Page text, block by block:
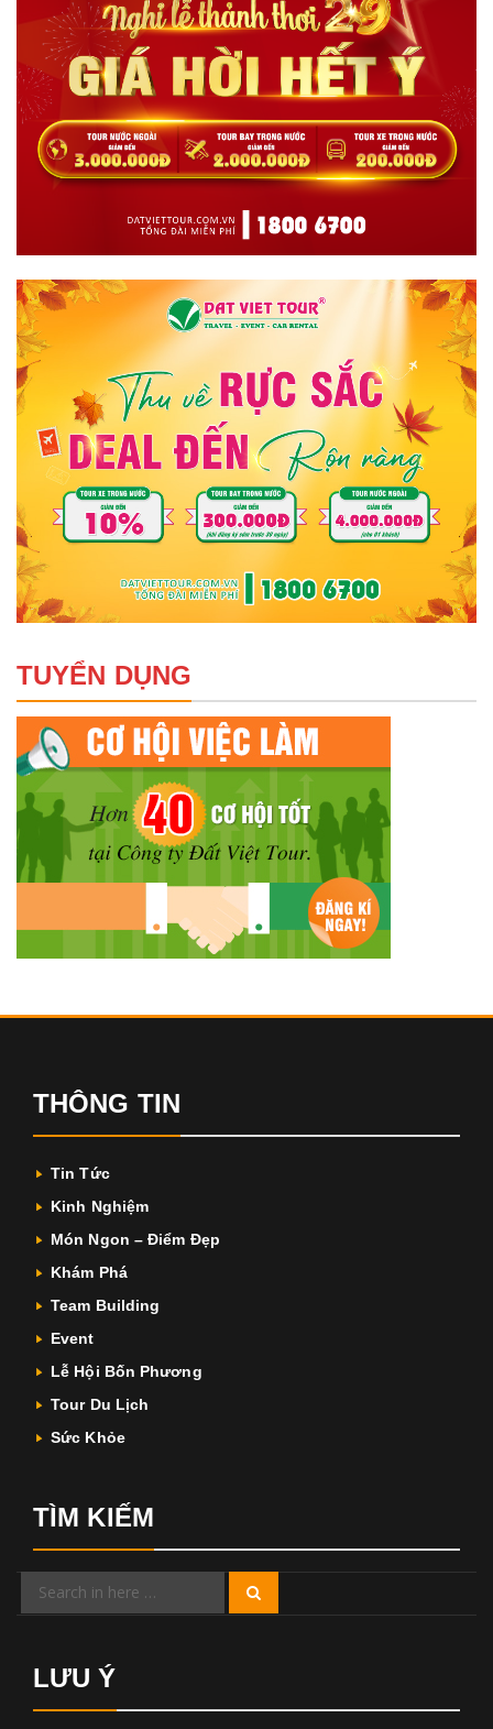
TUYỂN DỤNG
THÔNG TIN
Tin Tức
Kinh Nghiệm
Món Ngon – Điểm Đẹp
Khám Phá
Team Building
Event
Lễ Hội Bốn Phương
Tour Du Lịch
Sức Khỏe
TÌM KIẾM
Search
LƯU Ý